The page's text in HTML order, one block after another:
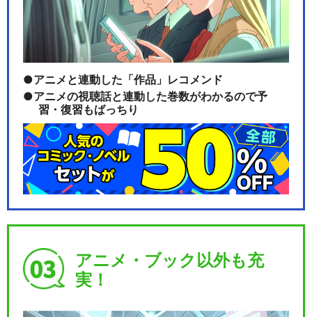
アニメと連動した「作品」レコメンド
アニメの視聴話と連動した巻数がわかるので予
習・復習もばっちり
アニメ・ブック以外も充
実！